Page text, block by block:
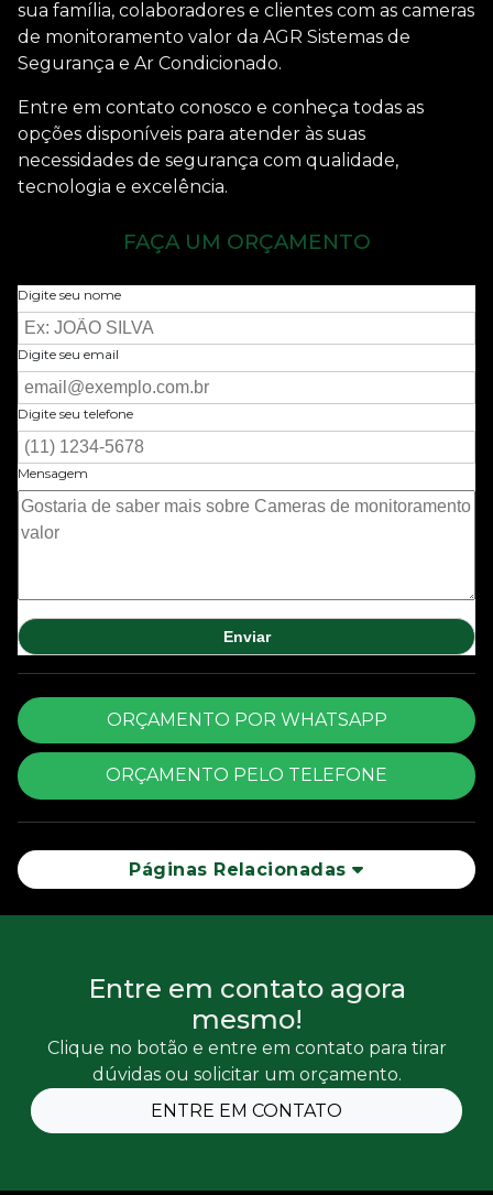
sua família, colaboradores e clientes com as cameras
de monitoramento valor da AGR Sistemas de
Segurança e Ar Condicionado.
Entre em contato conosco e conheça todas as
opções disponíveis para atender às suas
necessidades de segurança com qualidade,
tecnologia e excelência.
FAÇA UM ORÇAMENTO
Digite seu nome
Digite seu email
Digite seu telefone
Mensagem
ORÇAMENTO POR WHATSAPP
ORÇAMENTO PELO TELEFONE
Páginas Relacionadas
Entre em contato agora
mesmo!
Clique no botão e entre em contato para tirar
dúvidas ou solicitar um orçamento.
ENTRE EM CONTATO